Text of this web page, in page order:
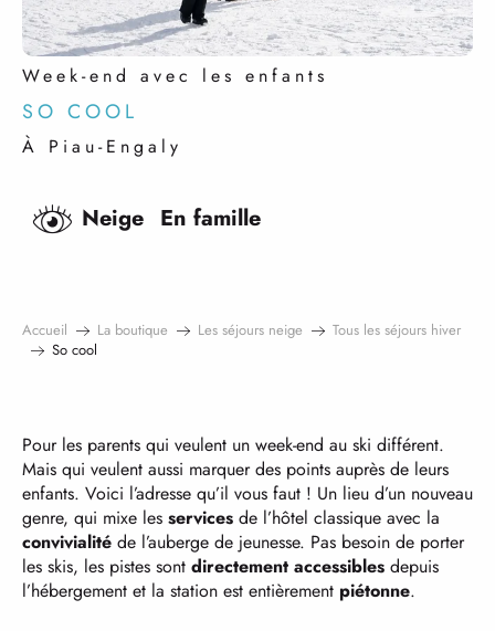
Week-end avec les enfants
SO COOL
À Piau-Engaly
Neige En famille
Accueil La boutique Les séjours neige
Tous les séjours hiver
So cool
Pour les parents qui veulent un week-end au ski différent.
Mais qui veulent aussi marquer des points auprès de leurs
enfants. Voici l’adresse qu’il vous faut ! Un lieu d’un nouveau
genre, qui mixe les services de l’hôtel classique avec la
convivialité de l’auberge de jeunesse. Pas besoin de porter
les skis, les pistes sont directement accessibles depuis
l’hébergement et la station est entièrement piétonne.